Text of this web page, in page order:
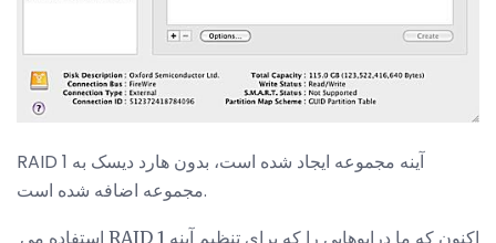
RAID 1 آینه مجموعه ایجاد شده است، بدون هارد دیسک به
مجموعه اضافه شده است.
اکنون که ما درایوهایی را که برای تنظیم آینه RAID 1 استفاده می